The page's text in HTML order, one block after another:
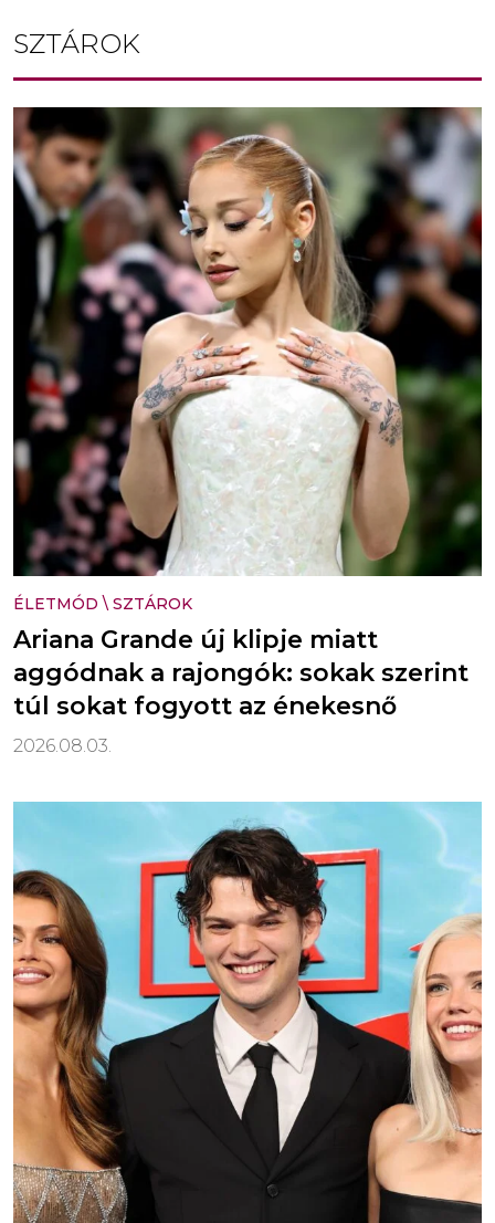
SZTÁROK
ÉLETMÓD \ SZTÁROK
Ariana Grande új klipje miatt
aggódnak a rajongók: sokak szerint
túl sokat fogyott az énekesnő
2026.08.03.